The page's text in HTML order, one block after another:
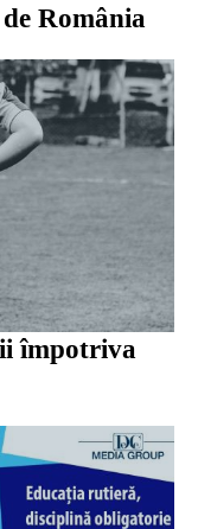
România
împotriva